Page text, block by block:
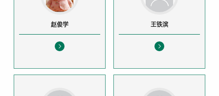
赵俊学 王铁滨